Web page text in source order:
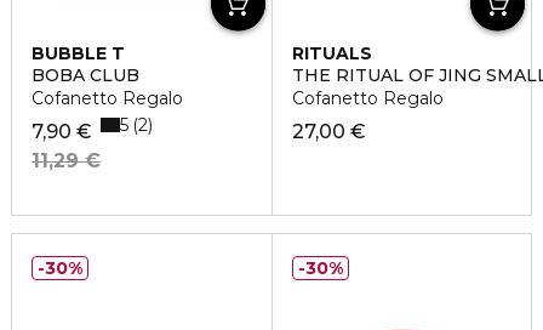
BUBBLE T
BOBA CLUB
Cofanetto Regalo
7,90 €
11,29 €
5 2
RITUALS
THE RITUAL OF JING
Cofanetto Regalo
27,00 €
30% 30%